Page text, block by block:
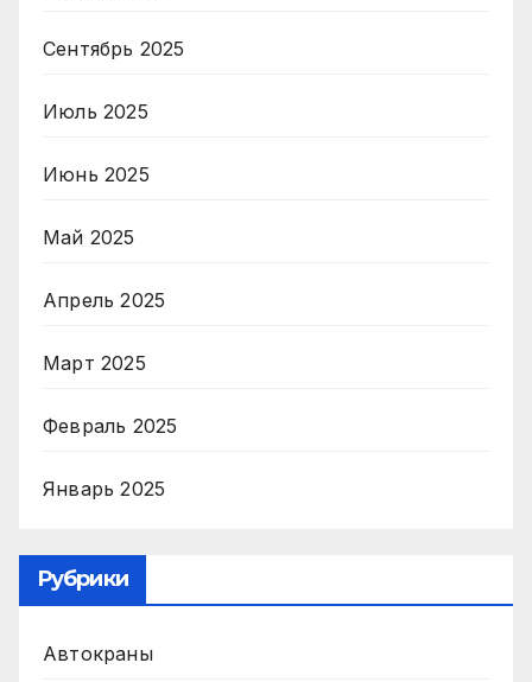
Сентябрь 2025
Июль 2025
Июнь 2025
Май 2025
Апрель 2025
Март 2025
Февраль 2025
Январь 2025
Рубрики
Автокраны